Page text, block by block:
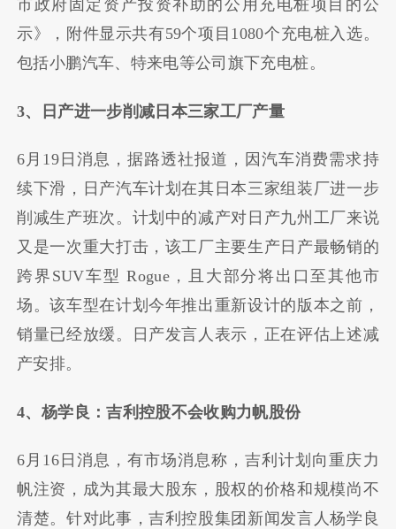
市政府固定资产投资补助的公用充电桩项目的公
示》，附件显示共有59个项目1080个充电桩入选。
包括小鹏汽车、特来电等公司旗下充电桩。
3、日产进一步削减日本三家工厂产量
6月19日消息，据路透社报道，因汽车消费需求持
续下滑，日产汽车计划在其日本三家组装厂进一步
削减生产班次。计划中的减产对日产九州工厂来说
又是一次重大打击，该工厂主要生产日产最畅销的
跨界SUV车型 Rogue，且大部分将出口至其他市
场。该车型在计划今年推出重新设计的版本之前，
销量已经放缓。日产发言人表示，正在评估上述减
产安排。
4、杨学良：吉利控股不会收购力帆股份
6月16日消息，有市场消息称，吉利计划向重庆力
帆注资，成为其最大股东，股权的价格和规模尚不
清楚。针对此事，吉利控股集团新闻发言人杨学良